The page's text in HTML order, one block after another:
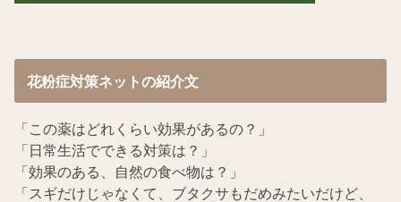
花粉症対策ネットの紹介文
「この薬はどれくらい効果があるの？」
「日常生活でできる対策は？」
「効果のある、自然の食べ物は？」
「スギだけじゃなくて、ブタクサもだめみたいだけど、